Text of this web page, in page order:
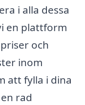
i alla dessa
en plattform
och
inom
att fylla i dina
rad